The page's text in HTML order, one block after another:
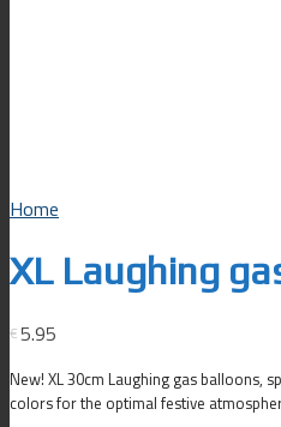
Home
XL Laughing
€5.95
New! XL 30cm Laughing gas balloons,
colors for the optimal festive